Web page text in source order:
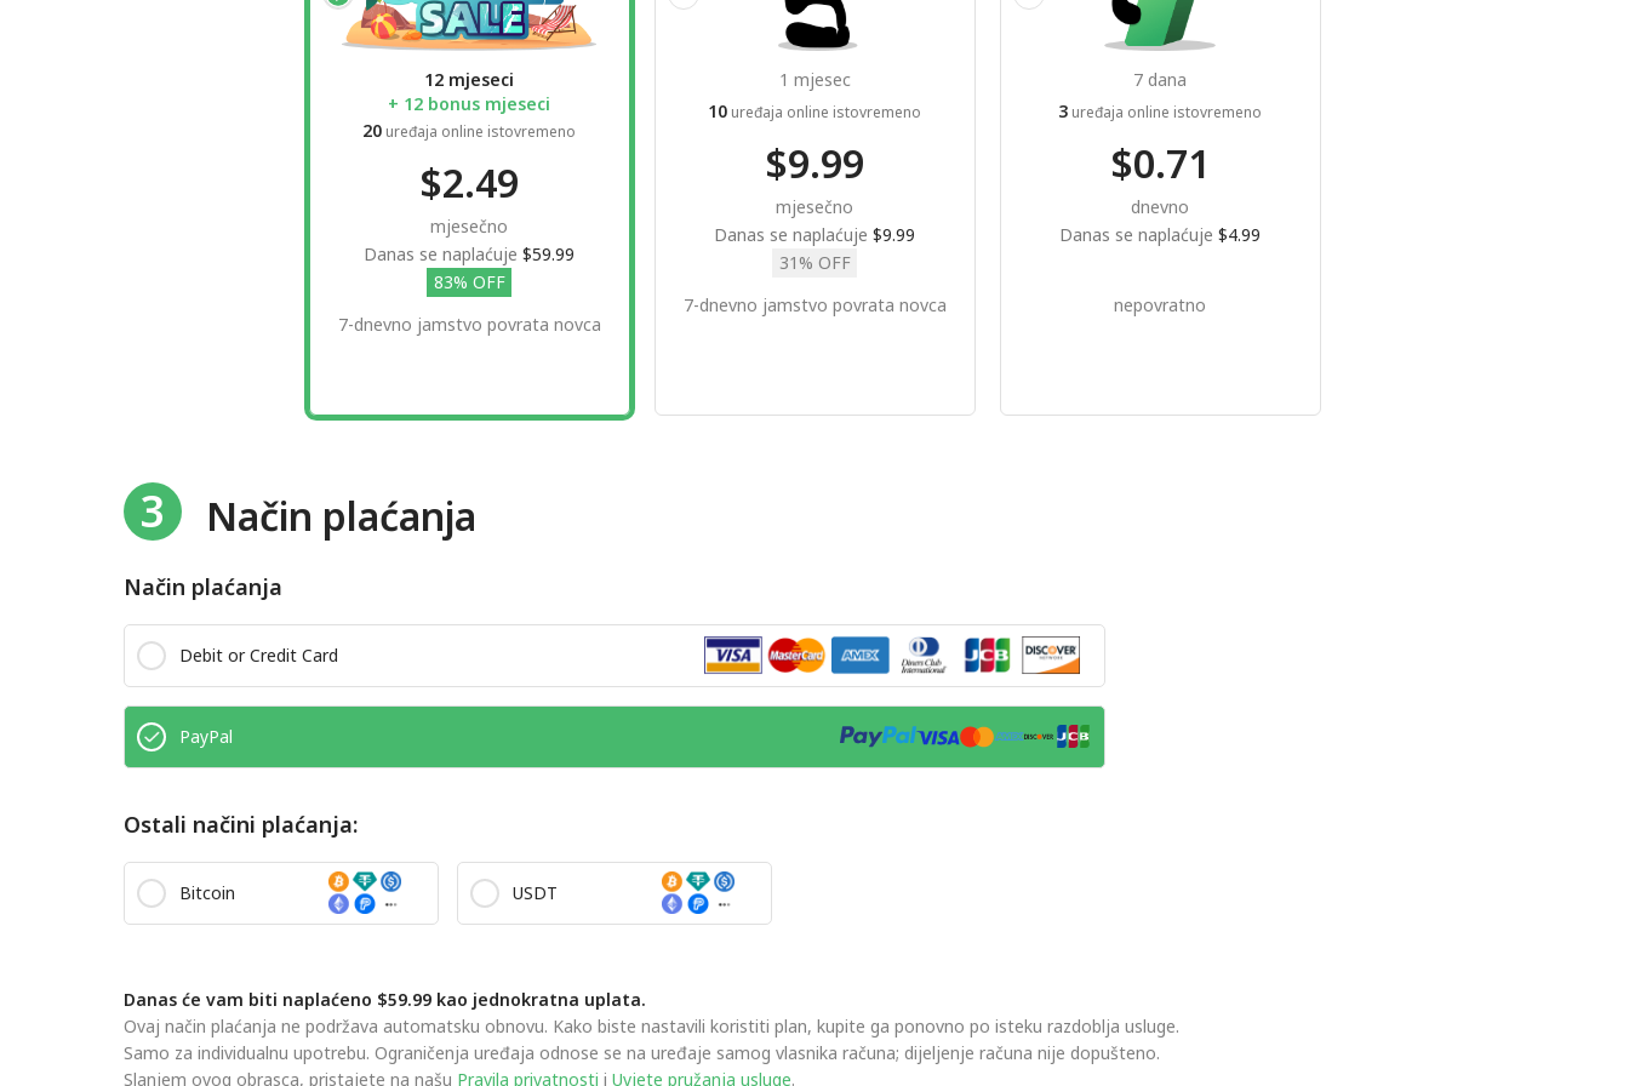
12 mjeseci
+ 12 bonus mjeseci
20 uređaja online istovremeno
$2.49
mjesečno
Danas se naplaćuje $59.99
83% OFF
7-dnevno jamstvo povrata novca
1 mjesec
10 uređaja online istovremeno
$9.99
mjesečno
Danas se naplaćuje $9.99
31% OFF
7-dnevno jamstvo povrata novca
7 dana
3 uređaja online istovremeno
$0.71
dnevno
Danas se naplaćuje $4.99
nepovratno
3 Način plaćanja
Način plaćanja
Debit or Credit Card
PayPal
Ostali načini plaćanja:
Bitcoin USDT
Danas će vam biti naplaćeno $59.99 kao jednokratna uplata.
Ovaj način plaćanja ne podržava automatsku obnovu. Kako biste nastavili koristiti plan, kupite ga ponovno po isteku razdoblja usluge.
Samo za individualnu upotrebu. Ograničenja uređaja odnose se na uređaje samog vlasnika računa; dijeljenje računa nije dopušteno.
Slanjem ovog obrasca, pristajete na našu Pravila privatnosti i Uvjete pružanja usluge.